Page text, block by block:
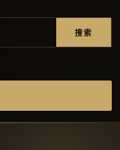
搜索